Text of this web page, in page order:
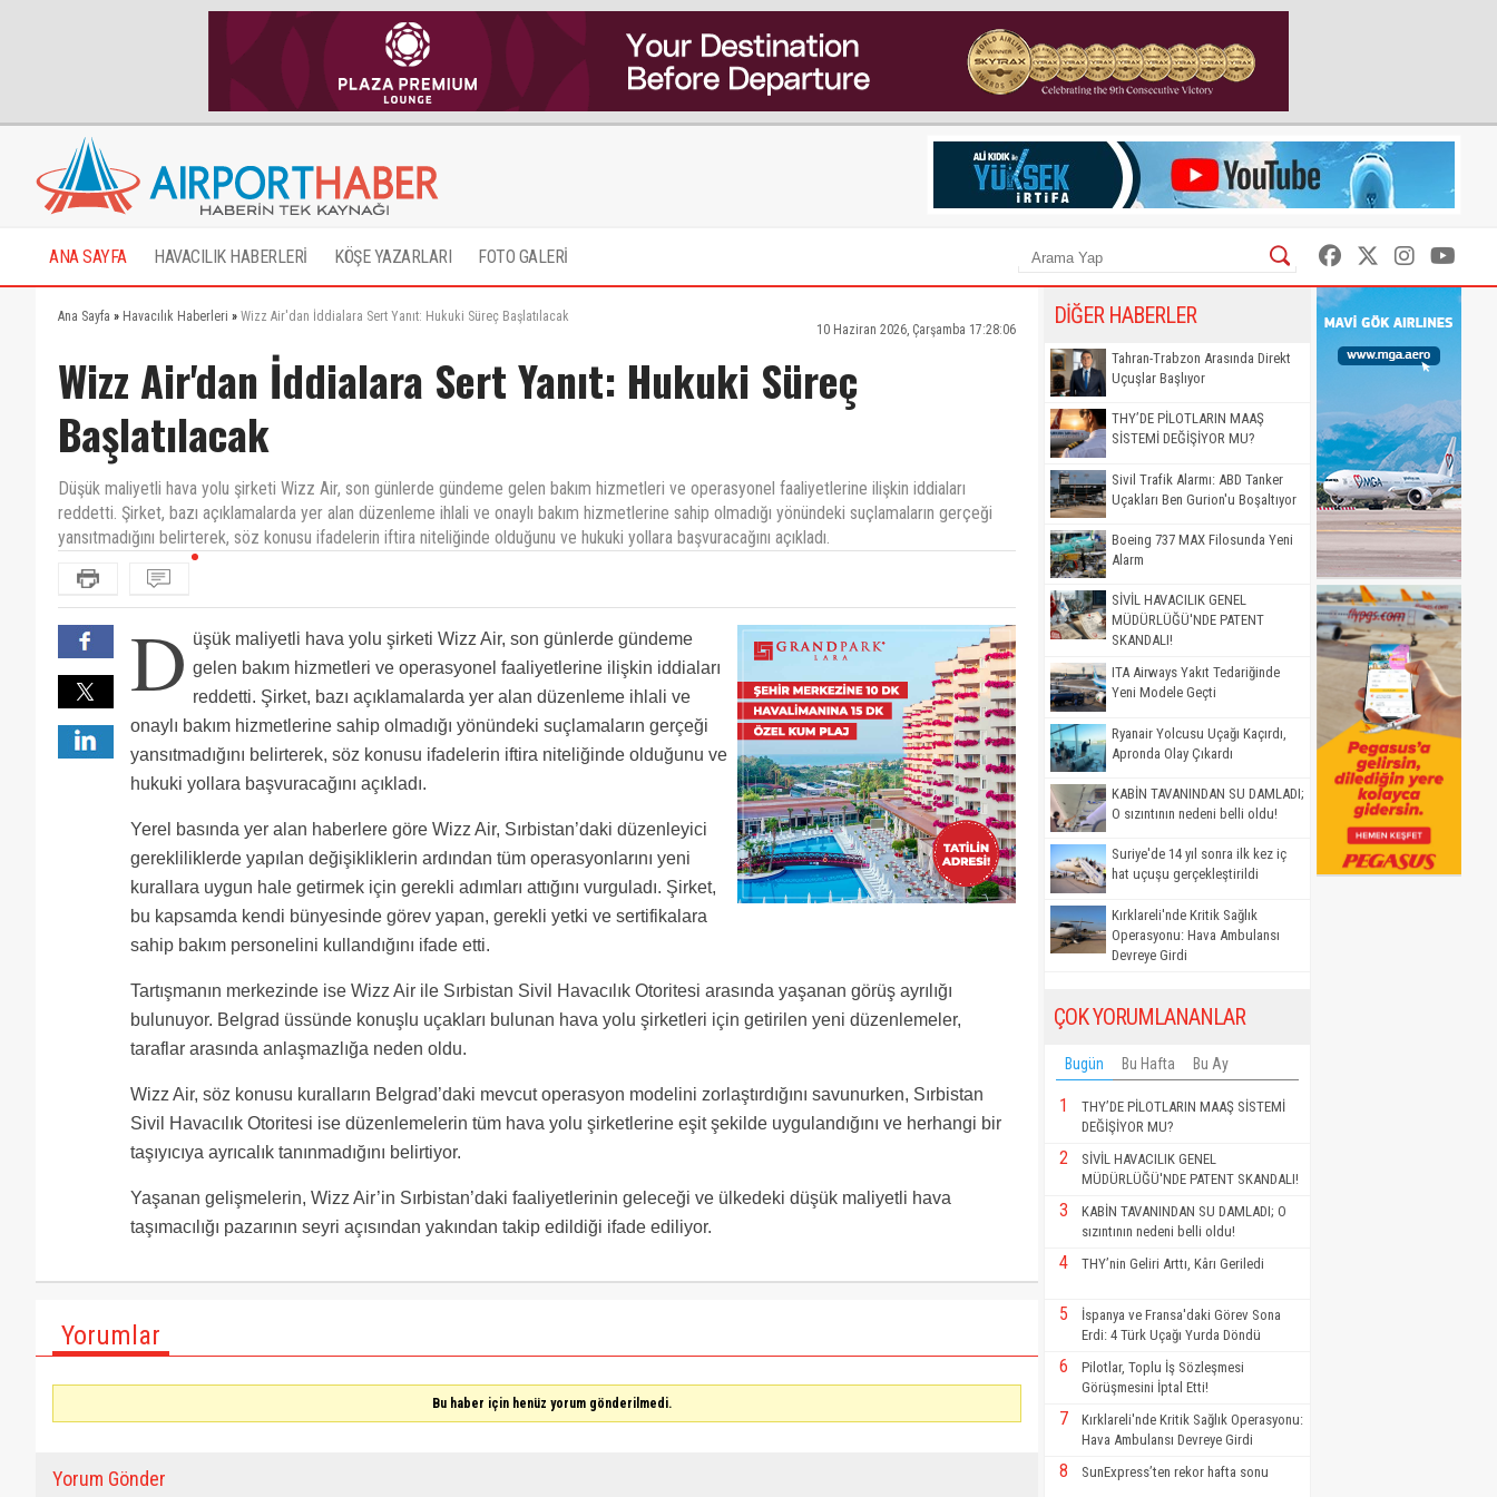
ANA SAYFA HAVACILIK HABERLERİ KÖŞE YAZARLARI FOTO GALERİ
Ana Sayfa » Havacılık Haberleri » Wizz Air'dan İddialara Sert Yanıt: Hukuki Süreç Başlatılacak
10 Haziran 2026, Çarşamba 17:28:06
Wizz Air'dan İddialara Sert Yanıt: Hukuki Süreç
Başlatılacak
Düşük maliyetli hava yolu şirketi Wizz Air, son günlerde gündeme gelen bakım hizmetleri ve operasyonel faaliyetlerine ilişkin iddiaları
reddetti. Şirket, bazı açıklamalarda yer alan düzenleme ihlali ve onaylı bakım hizmetlerine sahip olmadığı yönündeki suçlamaların gerçeği
yansıtmadığını belirterek, söz konusu ifadelerin iftira niteliğinde olduğunu ve hukuki yollara başvuracağını açıkladı.
D üşük maliyetli hava yolu şirketi Wizz Air, son günlerde gündeme
gelen bakım hizmetleri ve operasyonel faaliyetlerine ilişkin iddiaları
reddetti. Şirket, bazı açıklamalarda yer alan düzenleme ihlali ve
onaylı bakım hizmetlerine sahip olmadığı yönündeki suçlamaların gerçeği
yansıtmadığını belirterek, söz konusu ifadelerin iftira niteliğinde olduğunu ve
hukuki yollara başvuracağını açıkladı.
Yerel basında yer alan haberlere göre Wizz Air, Sırbistan’daki düzenleyici
gerekliliklerde yapılan değişikliklerin ardından tüm operasyonlarını yeni
kurallara uygun hale getirmek için gerekli adımları attığını vurguladı. Şirket,
bu kapsamda kendi bünyesinde görev yapan, gerekli yetki ve sertifikalara
sahip bakım personelini kullandığını ifade etti.
Tartışmanın merkezinde ise Wizz Air ile Sırbistan Sivil Havacılık Otoritesi arasında yaşanan görüş ayrılığı
bulunuyor. Belgrad üssünde konuşlu uçakları bulunan hava yolu şirketleri için getirilen yeni düzenlemeler,
taraflar arasında anlaşmazlığa neden oldu.
Wizz Air, söz konusu kuralların Belgrad’daki mevcut operasyon modelini zorlaştırdığını savunurken, Sırbistan
Sivil Havacılık Otoritesi ise düzenlemelerin tüm hava yolu şirketlerine eşit şekilde uygulandığını ve herhangi bir
taşıyıcıya ayrıcalık tanınmadığını belirtiyor.
Yaşanan gelişmelerin, Wizz Air’in Sırbistan’daki faaliyetlerinin geleceği ve ülkedeki düşük maliyetli hava
taşımacılığı pazarının seyri açısından yakından takip edildiği ifade ediliyor.
Yorumlar
Bu haber için henüz yorum gönderilmedi.
Yorum Gönder
DİĞER HABERLER
Tahran-Trabzon Arasında Direkt
Uçuşlar Başlıyor
THY’DE PİLOTLARIN MAAŞ
SİSTEMİ DEĞİŞİYOR MU?
Sivil Trafik Alarmı: ABD Tanker
Uçakları Ben Gurion'u Boşaltıyor
Boeing 737 MAX Filosunda Yeni
Alarm
SİVİL HAVACILIK GENEL
MÜDÜRLÜĞÜ'NDE PATENT
SKANDALI!
ITA Airways Yakıt Tedariğinde
Yeni Modele Geçti
Ryanair Yolcusu Uçağı Kaçırdı,
Apronda Olay Çıkardı
KABİN TAVANINDAN SU DAMLADI;
O sızıntının nedeni belli oldu!
Suriye'de 14 yıl sonra ilk kez iç
hat uçuşu gerçekleştirildi
Kırklareli'nde Kritik Sağlık
Operasyonu: Hava Ambulansı
Devreye Girdi
ÇOK YORUMLANANLAR
Bugün Bu Hafta Bu Ay
1
THY’DE PİLOTLARIN MAAŞ SİSTEMİ
DEĞİŞİYOR MU?
2
SİVİL HAVACILIK GENEL
MÜDÜRLÜĞÜ'NDE PATENT SKANDALI!
3
KABİN TAVANINDAN SU DAMLADI; O
sızıntının nedeni belli oldu!
4 THY’nin Geliri Arttı, Kârı Geriledi
5
İspanya ve Fransa'daki Görev Sona
Erdi: 4 Türk Uçağı Yurda Döndü
6
Pilotlar, Toplu İş Sözleşmesi
Görüşmesini İptal Etti!
7
Kırklareli'nde Kritik Sağlık Operasyonu:
Hava Ambulansı Devreye Girdi
8 SunExpress’ten rekor hafta sonu